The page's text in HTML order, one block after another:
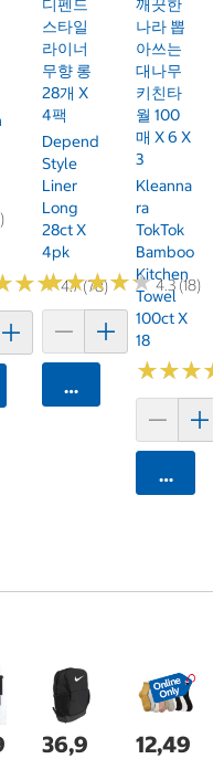
★★
★★4.7 (78)
담기
디펜드
스타일
라이너
무향 롱
28개 X
4팩
Depend
Style
Liner
Long
28ct X
4pk
★★★★★
★★★★★4.3 (18)
카트에 담기
깨끗한
나라 뽑
아쓰는
대나무
키친타
월 100
매 X 6 X
3
Kleanna
Ra
TokTok
Bamboo
Kitchen
Towel
100ct X
18
★★★
★★★
카트에
36,9
12,49